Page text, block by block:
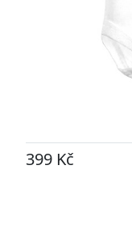
399 Kč